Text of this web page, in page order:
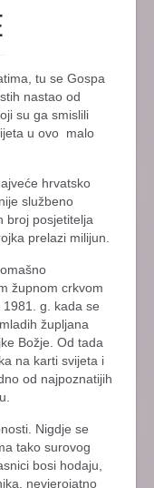
tu se Gospa
nastao od
su ga smislili
u ovo malo
hrvatsko
službeno
broj posjetitelja
prelazi milijun.
župnom crkvom
g. kada se
župljana
Božje. Od tada
na karti svijeta i
od najpoznatijih
Nigdje se
tako surovog
bosi hodaju,
nevjerojatno